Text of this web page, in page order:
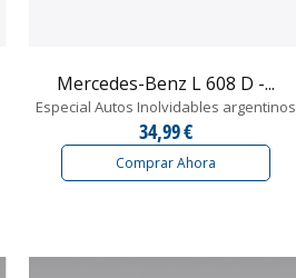
Mercedes-Benz L 608 D -...
Especial Autos Inolvidables argentinos
34,99 €
Comprar Ahora